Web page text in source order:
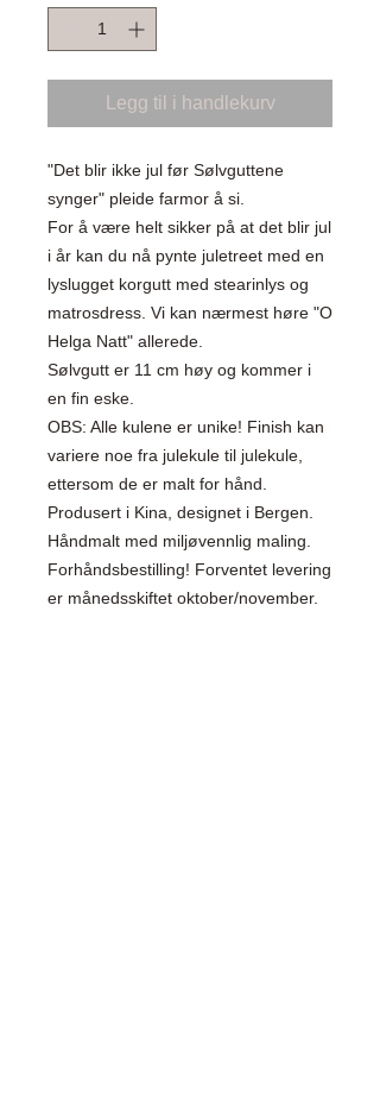
Legg til i handlekurv
"Det blir ikke jul før Sølvguttene
synger" pleide farmor å si.
For å være helt sikker på at det blir jul
i år kan du nå pynte juletreet med en
lyslugget korgutt med stearinlys og
matrosdress. Vi kan nærmest høre "O
Helga Natt" allerede.
Sølvgutt er 11 cm høy og kommer i
en fin eske.
OBS: Alle kulene er unike! Finish kan
variere noe fra julekule til julekule,
ettersom de er malt for hånd.
Produsert i Kina, designet i Bergen.
Håndmalt med miljøvennlig maling.
Forhåndsbestilling! Forventet levering
er månedsskiftet oktober/november.